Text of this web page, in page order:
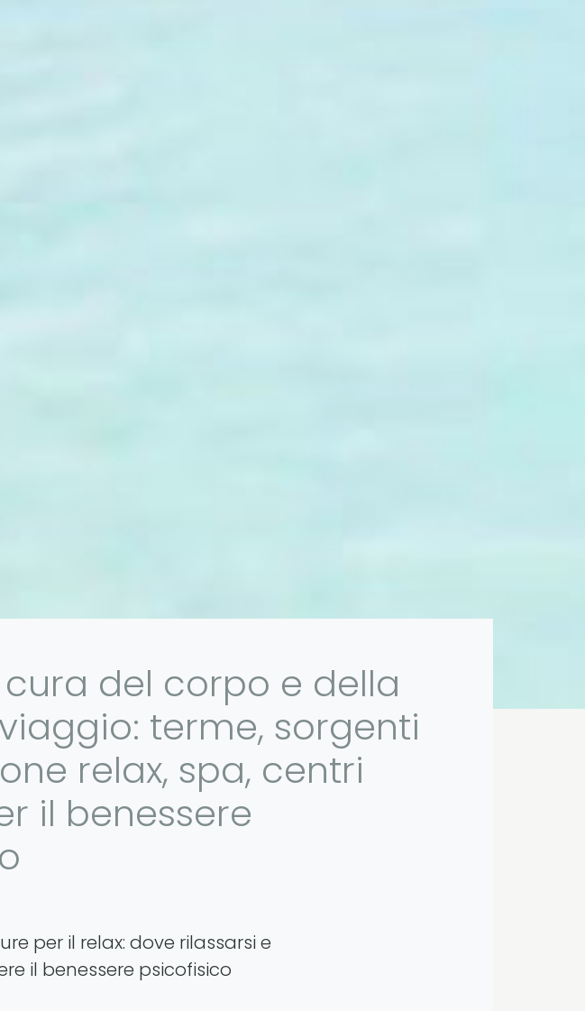
cura del corpo e della
terme, sorgenti
relax, spa, centri
il benessere
per il relax: dove rilassarsi e
il benessere psicofisico